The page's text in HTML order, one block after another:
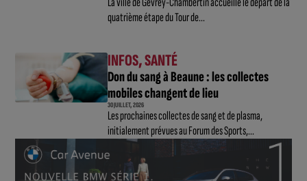
quatrième étape du Tour de...
INFOS,SANTÉ
Don du sang à Beaune : les collectes
mobiles changent de lieu
30 JUILLET, 2026
Les prochaines collectes de sang et de plasma,
initialement prévues au Forum des Sports,...